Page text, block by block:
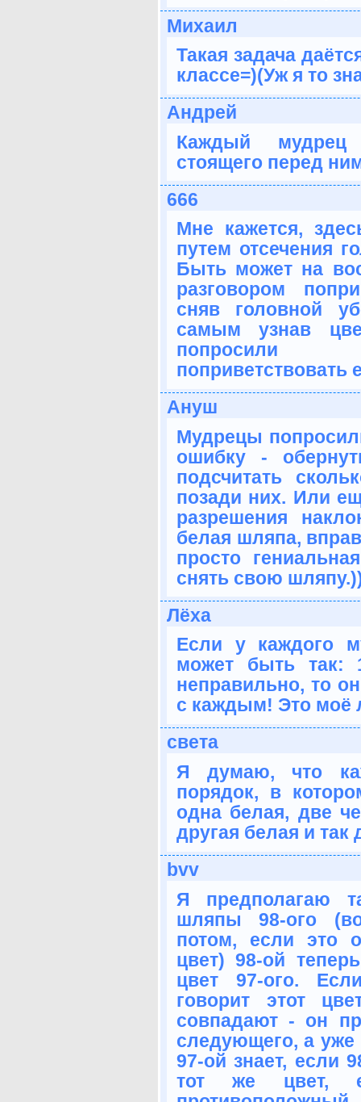
Михаил
Такая задача
классе=)(Уж я то
Андрей
Каждый
стоящего перед
666
Мне кажется,
путем отсечения
Быть может на
разговором
сняв головной
самым узнав
попросили
поприветствовать
Ануш
Мудрецы
ошибку -
подсчитать
позади них. Или
разрешения
белая шляпа,
просто
снять свою
Лёха
Если у каждого
может быть так:
неправильно, то
с каждым! Это моё
света
Я думаю, что
порядок, в
одна белая, две
другая белая и так
bvv
Я предполагаю
шляпы 98-ого
потом, если это
цвет) 98-ой
цвет 97-ого.
говорит этот
совпадают - он
следующего, а уже
97-ой знает, если
тот же цвет,